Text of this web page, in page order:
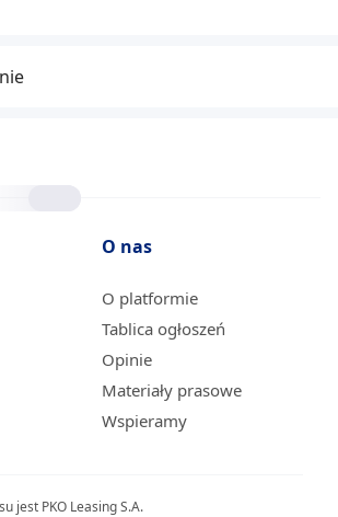
jest PKO Leasing S.A.
O nas
O platformie
Tablica ogłoszeń
Opinie
Materiały prasowe
Wspieramy